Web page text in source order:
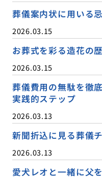
葬儀案内状に用いる
2026.03.15
お葬式を彩る造花の
2026.03.15
葬儀費用の無駄を徹
実践的ステップ
2026.03.13
新聞折込に見る葬儀
2026.03.13
愛犬レオと一緒に父